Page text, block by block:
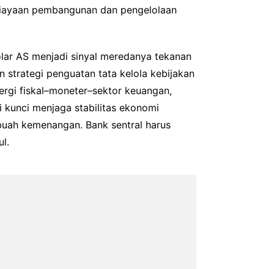
pembangunan dan pengelolaan
AS menjadi sinyal meredanya tekanan
strategi penguatan tata kelola kebijakan
fiskal–moneter–sektor keuangan,
kunci menjaga stabilitas ekonomi
kemenangan. Bank sentral harus